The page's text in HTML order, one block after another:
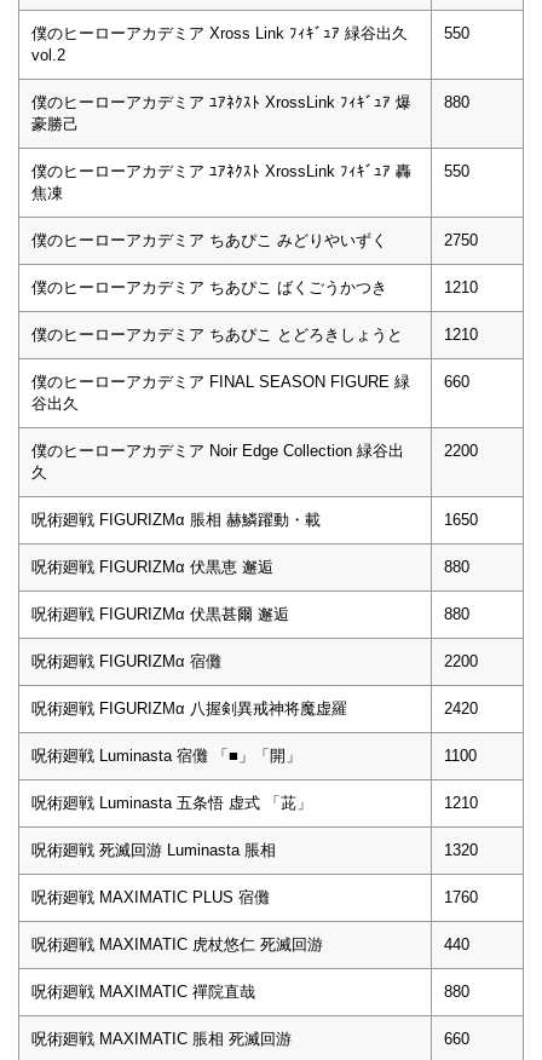
僕のヒーローアカデミア Xross Link ﾌｨｷﾞｭｱ 緑谷出久
vol.2
550
僕のヒーローアカデミア ﾕｱﾈｸｽﾄ XrossLink ﾌｨｷﾞｭｱ 爆
豪勝己
880
僕のヒーローアカデミア ﾕｱﾈｸｽﾄ XrossLink ﾌｨｷﾞｭｱ 轟
焦凍
550
僕のヒーローアカデミア ちあぴこ みどりやいずく 2750
僕のヒーローアカデミア ちあぴこ ばくごうかつき 1210
僕のヒーローアカデミア ちあぴこ とどろきしょうと 1210
僕のヒーローアカデミア FINAL SEASON FIGURE 緑
谷出久
660
僕のヒーローアカデミア Noir Edge Collection 緑谷出
久
2200
呪術廻戦 FIGURIZMα 脹相 赫鱗躍動・載 1650
呪術廻戦 FIGURIZMα 伏黒恵 邂逅 880
呪術廻戦 FIGURIZMα 伏黒甚爾 邂逅 880
呪術廻戦 FIGURIZMα 宿儺 2200
呪術廻戦 FIGURIZMα 八握剣異戒神将魔虚羅 2420
呪術廻戦 Luminasta 宿儺 「■」「開」 1100
呪術廻戦 Luminasta 五条悟 虚式 「茈」 1210
呪術廻戦 死滅回游 Luminasta 脹相 1320
呪術廻戦 MAXIMATIC PLUS 宿儺 1760
呪術廻戦 MAXIMATIC 虎杖悠仁 死滅回游 440
呪術廻戦 MAXIMATIC 禪院直哉 880
呪術廻戦 MAXIMATIC 脹相 死滅回游 660